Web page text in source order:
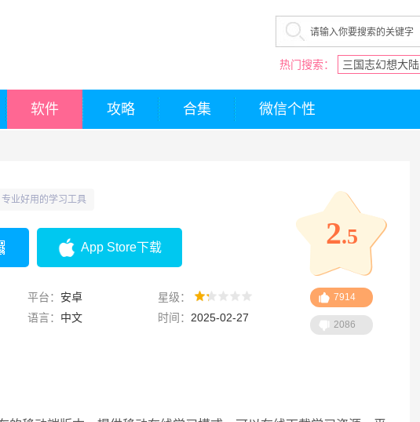
热门搜索： 三国志幻想大陆
软件 攻略 合集 微信个性
专业好用的学习工具
App Store下载
平台： 安卓
星级：
语言： 中文 时间： 2025-02-27
2.5
7914
2086